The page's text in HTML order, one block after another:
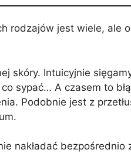
rodzajów jest wiele, ale
skóry. Intuicyjnie
sypać… A czasem to
Podobnie jest z
nakładać